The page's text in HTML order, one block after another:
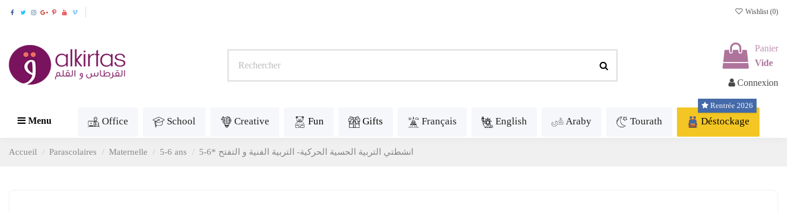
Wishlist (0)
Panier
Vide
Connexion
Menu Office School Creative Fun Gifts Français English Araby Tourath Déstockage
Rentrée 2026
Accueil Parascolaires Maternelle 5-6 ans 5-6* انشطتي التربية الحسية الحركية- التربية الفنية و التفتح